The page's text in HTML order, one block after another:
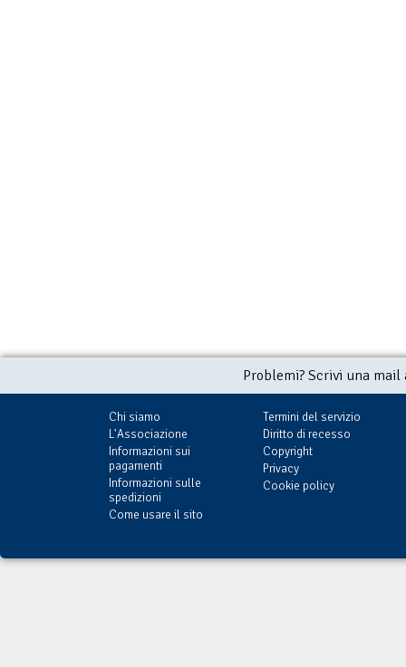
Problemi? Scrivi una
Chi siamo
L'Associazione
Informazioni sui
pagamenti
Informazioni sulle
spedizioni
Come usare il sito
Termini del servizio
Diritto di recesso
Copyright
Privacy
Cookie policy